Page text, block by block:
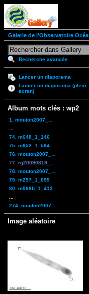
Galerie de l'Observatoire
Recherche avancée
Lancer un diaporama
Lancer un diaporama (plein
écran)
Album mots clés : wp2
1. mouton2007_...
74. m648_1_146
75. m652_1_564
76. mouton2007_...
77. rg20090819_...
78. mouton2007_...
79. m257_1_699
80. m068b_1_413
274. mouton2007_...
Image aléatoire